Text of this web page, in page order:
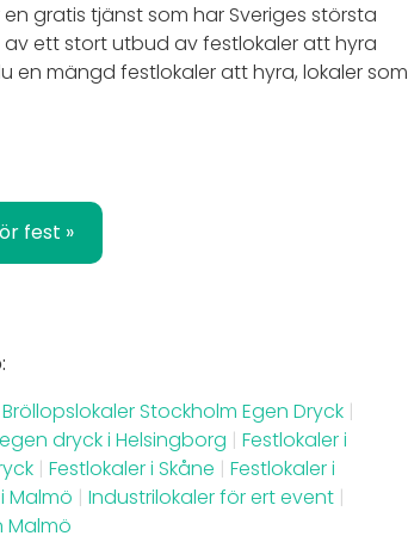
gratis tjänst som har Sveriges största
ett stort utbud av festlokaler att hyra
en mängd festlokaler att hyra, lokaler som
fest »
Bröllopslokaler Stockholm Egen Dryck |
dryck i Helsingborg | Festlokaler i
| Festlokaler i Skåne | Festlokaler i
Malmö | Industrilokaler för ert event |
Malmö